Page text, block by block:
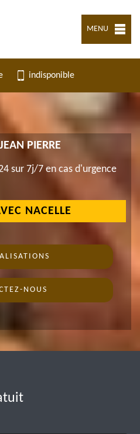
MENU
indisponible
PIERRE
sur 7j/7 en cas d'urgence
NACELLE
NOUS